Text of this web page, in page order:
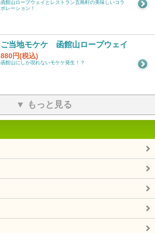
函館山ロープウェイとレストラン五島軒の美味しいコラ
ボレーション！
ご当地モケケ 函館山ロープウェイ
880円(税込)
函館山にしか現れないモケケ発生！？
▼ もっと見る